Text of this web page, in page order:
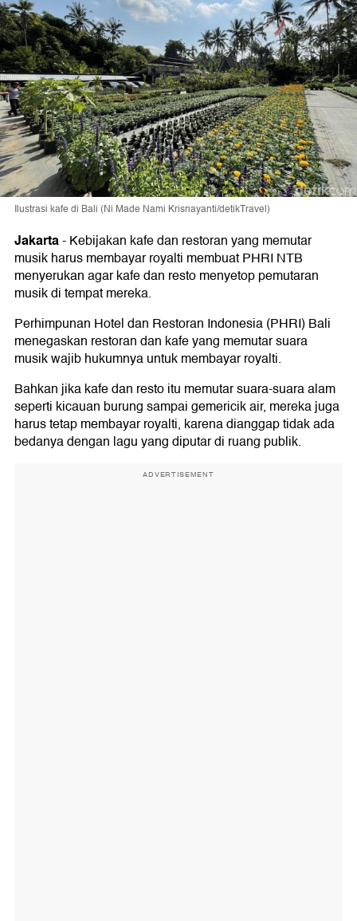
Ilustrasi kafe di Bali (Ni Made Nami Krisnayanti/detikTravel)
Jakarta-Kebijakan kafe dan restoran yang memutar
musik harus membayar royalti membuat PHRI NTB
menyerukan agar kafe dan resto menyetop pemutaran
musik di tempat mereka.
Perhimpunan Hotel dan Restoran Indonesia (PHRI) Bali
menegaskan restoran dan kafe yang memutar suara
musik wajib hukumnya untuk membayar royalti.
Bahkan jika kafe dan resto itu memutar suara-suara alam
seperti kicauan burung sampai gemericik air, mereka juga
harus tetap membayar royalti, karena dianggap tidak ada
bedanya dengan lagu yang diputar di ruang publik.
ADVERTISEMENT